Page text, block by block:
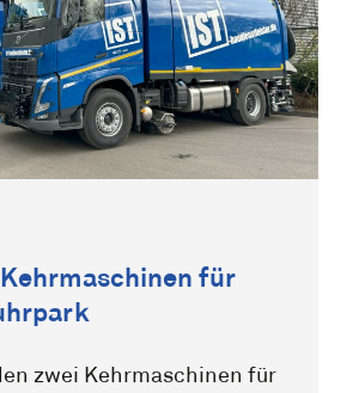
für
zwei Kehrmaschinen für